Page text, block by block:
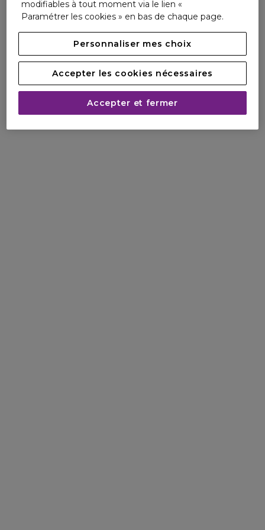
modifiables à tout moment via le lien «
Paramétrer les cookies » en bas de chaque page.
Personnaliser mes choix
Accepter les cookies nécessaires
Accepter et fermer